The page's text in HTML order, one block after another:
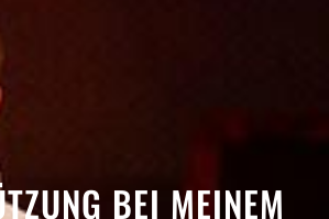
BEI MEINEM